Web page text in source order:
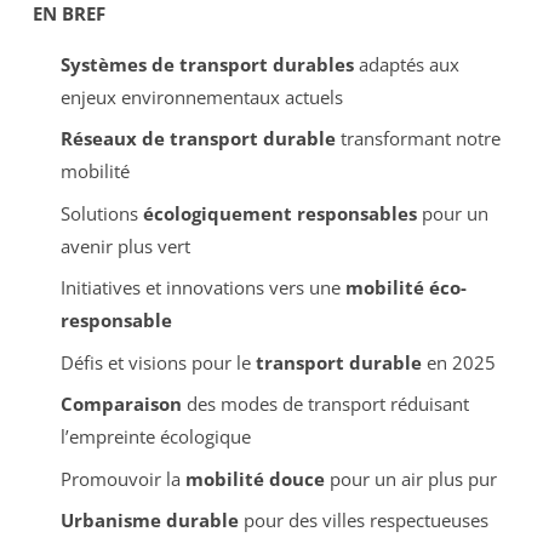
EN BREF
Systèmes de transport durablesadaptés aux
enjeux environnementaux actuels
Réseaux de transport durabletransformant notre
mobilité
Solutions écologiquement responsablespour un
avenir plus vert
Initiatives et innovations vers une mobilité éco-
responsable
Défis et visions pour le transport durableen 2025
Comparaison des modes de transport réduisant
l’empreinte écologique
Promouvoir la mobilité doucepour un air plus pur
Urbanisme durablepour des villes respectueuses